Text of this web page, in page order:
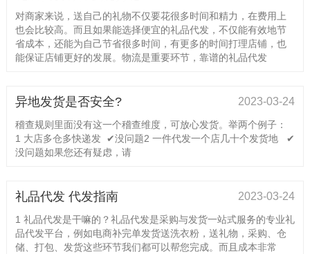
对商家来说，送自己的礼物不仅要花很多时间和精力，在费用上
也会比较高。而且如果能选择便宜的礼品代发，不仅能有效地节
省成本，还能为自己节省很多时间，有更多的时间打理店铺，也
能保证店铺更好的发展。物流是重要环节，靠谱的礼品代发
异地发货是否安全? 2023-03-24
稽查规则里面没有这一个稽查维度，可放心发货。举两个例子：
1 大店多仓多快递发 ✔没问题2 一件代发一个店几十个发货地 ✔
没问题如果您还有疑虑，请
礼品代发 代发指南 2023-03-24
1 礼品代发是干嘛的？礼品代发是采购与发货一站式服务的专业礼
品代发平台，例如电商补完单发货送洗衣粉，送礼物，采购、仓
储、打包、发货这些环节我们都可以帮您完成。而且成本非常